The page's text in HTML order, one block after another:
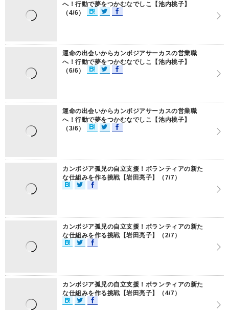
へ！行動で夢をつかむなでしこ【池内桃子】
（4/6）
運命の出会いからカンボジアサーカスの営業職
へ！行動で夢をつかむなでしこ【池内桃子】
（6/6）
運命の出会いからカンボジアサーカスの営業職
へ！行動で夢をつかむなでしこ【池内桃子】
（3/6）
カンボジア孤児の自立支援！ボランティアの新た
な仕組みを作る挑戦【岩田亮子】（7/7）
カンボジア孤児の自立支援！ボランティアの新た
な仕組みを作る挑戦【岩田亮子】（2/7）
カンボジア孤児の自立支援！ボランティアの新た
な仕組みを作る挑戦【岩田亮子】（4/7）